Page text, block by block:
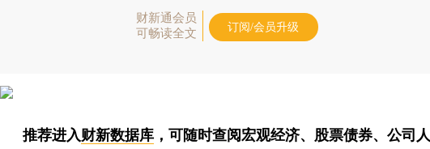
财新通会员
可畅读全文
订阅/会员升级
推荐进入财新数据库 ，可随时查阅宏观经济、股票债券、公司人